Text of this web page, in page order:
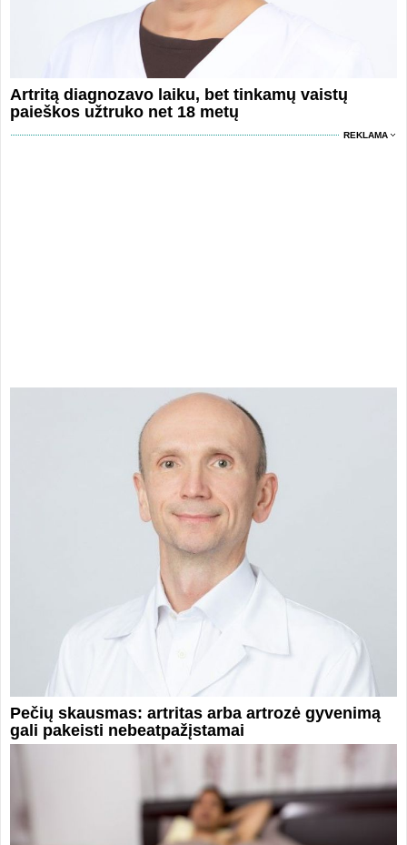
Artritą diagnozavo laiku, bet tinkamų vaistų
paieškos užtruko net 18 metų
REKLAMA
Pečių skausmas: artritas arba artrozė gyvenimą
gali pakeisti nebeatpažįstamai